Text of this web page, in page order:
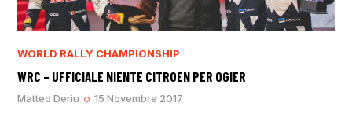
WORLD RALLY CHAMPIONSHIP
WRC – UFFICIALE NIENTE CITROEN PER OGIER
Matteo Deriu 15 Novembre 2017